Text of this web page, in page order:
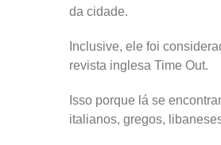
da cidade.
Inclusive, ele foi
revista inglesa Time Out.
Isso porque lá se
italianos, gregos,